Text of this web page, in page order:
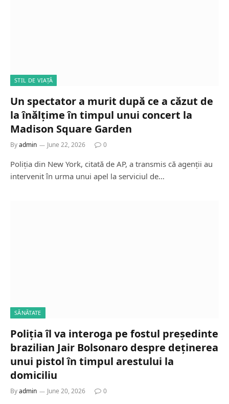
STIL DE VIAȚĂ
Un spectator a murit după ce a căzut de
la înălțime în timpul unui concert la
Madison Square Garden
Byadmin June 22, 2026 0
Poliția din New York, citată de AP, a transmis că agenții au
intervenit în urma unui apel la serviciul de…
SĂNĂTATE
Poliția îl va interoga pe fostul președinte
brazilian Jair Bolsonaro despre deținerea
unui pistol în timpul arestului la
domiciliu
Byadmin June 20, 2026 0